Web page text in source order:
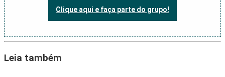
Clique aqui e faça parte do grupo!
Leia também